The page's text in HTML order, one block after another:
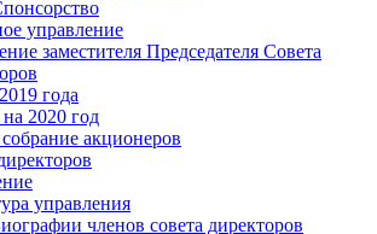
управление
заместителя Председателя Совета
года
2020 год
акционеров
управления
членов совета директоров